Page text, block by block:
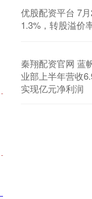
优股配资平台 7
1.3%，转股溢价
秦翔配资官网 蓝
业部上半年营收
实现亿元净利润